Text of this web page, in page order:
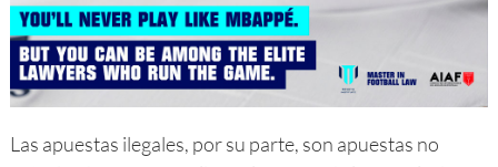
Las apuestas ilegales, por su parte, son apuestas no